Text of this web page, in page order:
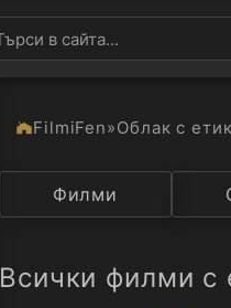
FilmiFen»Облак с
Категория
Филми
Всички филми с